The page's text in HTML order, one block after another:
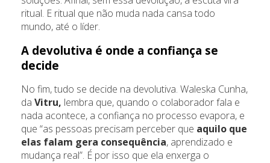
ritual. E ritual que não muda nada cansa todo
mundo, até o líder.
A devolutiva é onde a confiança se
decide
No fim, tudo se decide na devolutiva. Waleska Cunha,
da Vitru, lembra que, quando o colaborador fala e
nada acontece, a confiança no processo evapora, e
que “as pessoas precisam perceber que aquilo que
elas falam gera consequência, aprendizado e
mudança real”. É por isso que ela enxerga o